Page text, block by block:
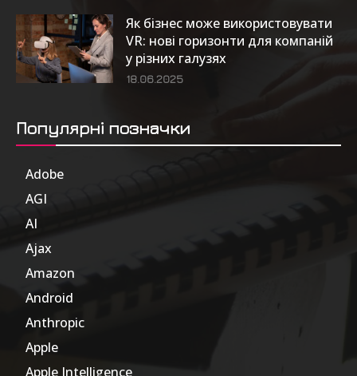
Як бізнес може використовувати
VR: нові горизонти для компаній
у різних галузях
18.06.2025
Популярні позначки
Adobe
AGI
AI
Ajax
Amazon
Android
Anthropic
Apple
Apple Intelligence